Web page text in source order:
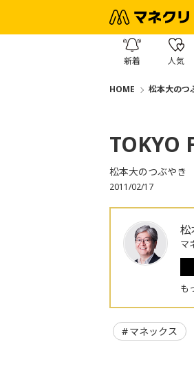
新着 人気
HOME 松本大のつ
TOKYO
松本大のつぶやき
2011/02/17
松
マ
も
マネックス